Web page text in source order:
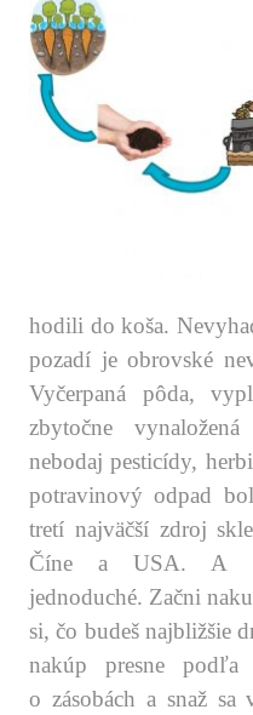
hodili do koša.
pozadí je obrovské
Vyčerpaná pôda,
zbytočne
nebodaj pesticídy,
potravinový odpad
tretí najväčší zdroj
Číne a USA. A
jednoduché. Začni
si, čo budeš najbližšie
nakúp presne
o zásobách a snaž